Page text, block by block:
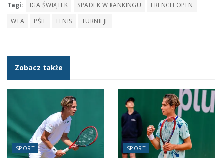
Tagi: IGA ŚWIĄTEK SPADEK W RANKINGU
FRENCH OPEN
WTA
PŚIL TENIS TURNIEJE
Zobacz także
SPORT SPORT